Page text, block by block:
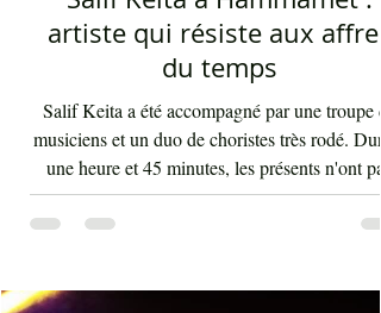
Salif Keita à Hammamet :
artiste qui résiste aux affres
du temps
Salif Keita a été accompagné par une troupe
musiciens et un duo de choristes très rodé.
enflammés de cette musique malienne portant
Mohamed Ali Elhaou
7 days ago
2 min read